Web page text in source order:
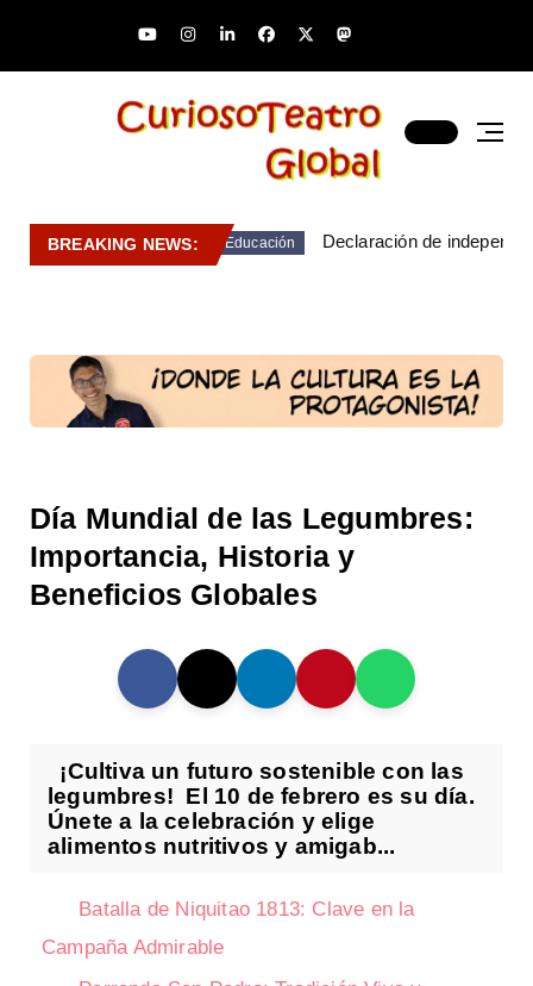
BREAKING NEWS: Educación Declaración de
Día Mundial de las Legumbres:
Importancia, Historia y
Beneficios Globales
¡Cultiva un futuro sostenible con las
legumbres! El 10 de febrero es su día.
Únete a la celebración y elige
alimentos nutritivos y amigab...
Batalla de Niquitao 1813: Clave en la
Campaña Admirable